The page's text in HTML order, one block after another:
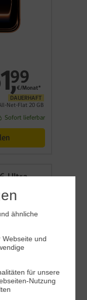
,
99
€/Monat*
DAUERHAFT
Net-Flat 20 GB
Sofort lieferbar
Ultra
ähnliche
und
für unsere
Nutzung